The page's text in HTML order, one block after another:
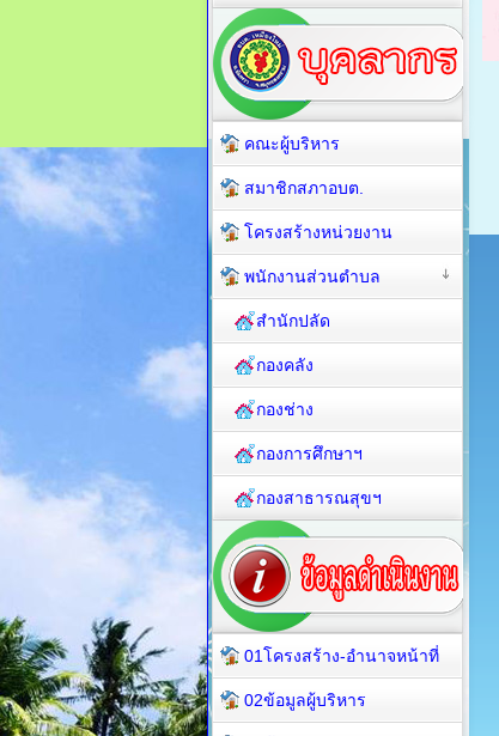
คณะผู้บริหาร
สมาชิกสภาอบต.
โครงสร้างหน่วยงาน
พนักงานส่วนตำบล
สำนักปลัด
กองคลัง
กองช่าง
กองการศึกษาฯ
กองสาธารณสุขฯ
01โครงสร้าง-อำนาจหน้าที่
02ข้อมูลผู้บริหาร